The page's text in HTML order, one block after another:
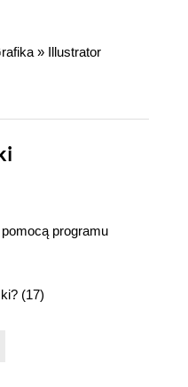
» Illustrator
programu
(17)